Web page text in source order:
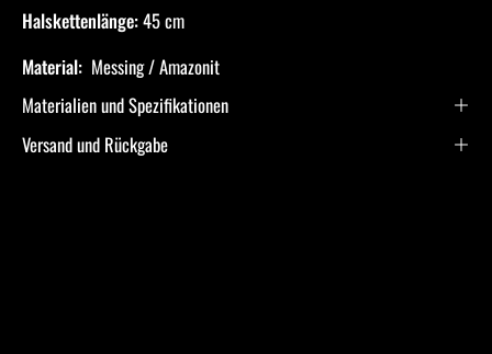
Halskettenlänge:45 cm
Material: Messing / Amazonit
Materialien und Spezifikationen
Versand und Rückgabe